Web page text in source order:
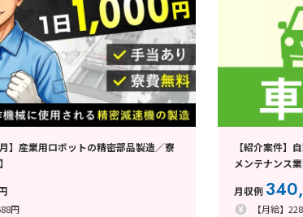
】産業用ロボットの精密部品製造／寮
円
【紹介案件】
月収例
【月給】